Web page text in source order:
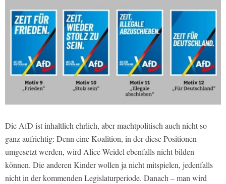
Die AfD ist inhaltlich ehrlich, aber machtpolitisch auch nicht so
ganz aufrichtig: Denn eine Koalition, in der diese Positionen
umgesetzt werden, wird Alice Weidel ebenfalls nicht bilden
können. Die anderen Kinder wollen ja nicht mitspielen, jedenfalls
nicht in der kommenden Legislaturperiode. Danach – man wird